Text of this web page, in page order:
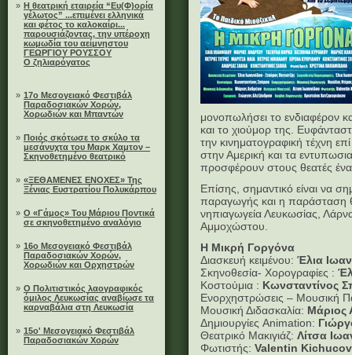
» Η θεατρική εταιρεία “Ευ(Φ)ορία
γέλωτος” ...επιμένει ελληνικά
και φέτος το καλοκαίρι...
παρουσιάζοντας, την υπέροχη
κωμωδία του αείμνηστου
ΓΕΩΡΓΙΟΥ ΡΟΥΣΣΟΥ
Ο ζηλιαρόγατος
» 17ο Μεσογειακό Φεστιβάλ
Παραδοσιακών Χορών,
Χορωδιών και Μπαντών
» Ποιός σκότωσε το σκύλο τα
μεσάνυχτα του Μαρκ Χαμτον –
Σκηνοθετημένο θεατρικό
» «ΞΕΘΑΜΕΝΕΣ ΕΝΟΧΕΣ» Της
Ξένιας Ευστρατίου Πολυκάρπου
» Ο «Γάμος» Του Μάριου Ποντικά
σε σκηνοθετημένο αναλόγιο
» 16ο Μεσογειακό Φεστιβάλ
Παραδοσιακών Χορών,
Χορωδιών και Ορχηστρών
» Ο Πολιτιστικός λαογραφικός
όμιλος Λευκωσίας αναβίωσε τα
καρναβάλια στη Λευκωσία
» 15ο' Μεσογειακό Φεστιβάλ
Παραδοσιακών Χορών
μονοπωλήσει το ενδιαφέρον
και το χιούμορ της.
την κινηματογραφική τέχνη
στην Αμερική και τα
προσφέρουν στους θεατές
Επίσης, σημαντικό είναι να
παραγωγής και η παράσταση
νηπιαγωγεία Λευκωσίας,
Αμμοχώστου.
Η Μικρή Γοργόνα
Διασκευή κειμένου: Έλια
Σκηνοθεσία- Χορογραφίες :
Κοστούμια : Κωνσταντίνος
Ενορχηστρώσεις – Μουσική
Μουσική Διδασκαλία: Μάριος
Δημιουργίες Animation:
Θεατρικό Μακιγιάζ: Λίτσα
Φωτιστής: Valentin Kichucov